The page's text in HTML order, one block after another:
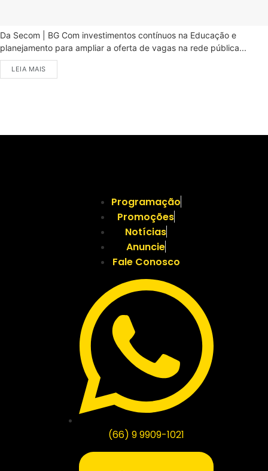
Da Secom | BG Com investimentos contínuos na Educação e
planejamento para ampliar a oferta de vagas na rede pública...
LEIA MAIS
Programação
Promoções
Notícias
Anuncie
Fale Conosco
(66) 9 9909-1021